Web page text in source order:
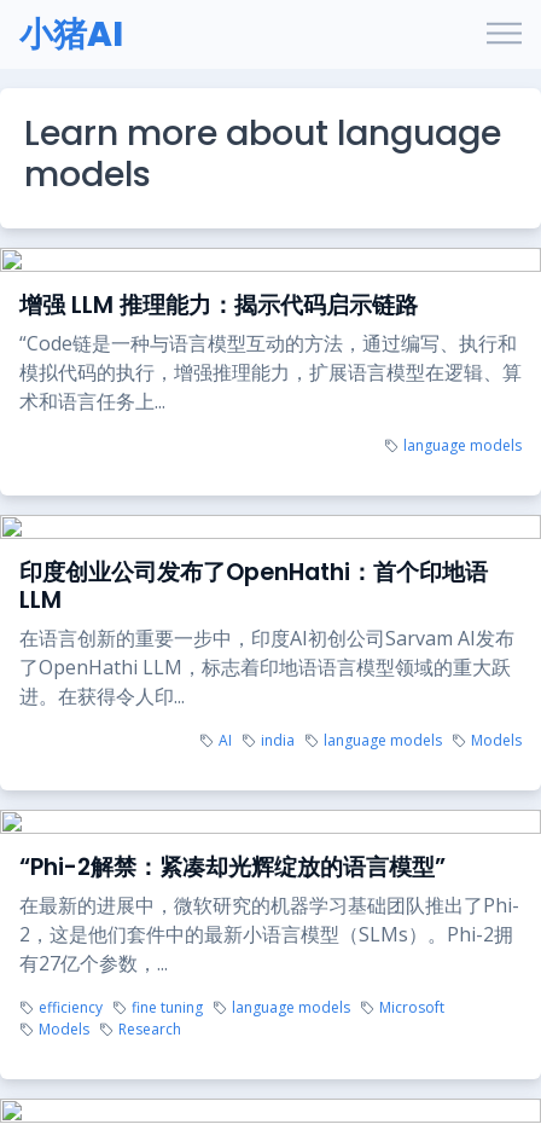
小猪AI
Learn more about language
models
增强 LLM 推理能力：揭示代码启示链路
“Code链是一种与语言模型互动的方法，通过编写、执行和
模拟代码的执行，增强推理能力，扩展语言模型在逻辑、算
术和语言任务上...
language models
印度创业公司发布了OpenHathi：首个印地语
LLM
在语言创新的重要一步中，印度AI初创公司Sarvam AI发布
了OpenHathi LLM，标志着印地语语言模型领域的重大跃
进。在获得令人印...
AI india language models Models
“Phi-2解禁：紧凑却光辉绽放的语言模型”
在最新的进展中，微软研究的机器学习基础团队推出了Phi-
2，这是他们套件中的最新小语言模型（SLMs）。Phi-2拥
有27亿个参数，...
efficiency fine tuning language models
Microsoft
Models
Research